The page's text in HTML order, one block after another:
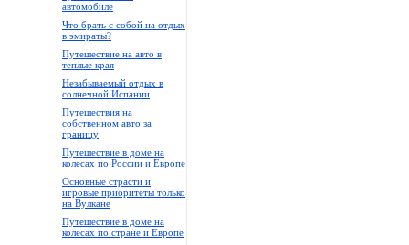
автомобиле
Что брать с собой на отдых
в эмираты?
Путешествие на авто в
теплые края
Незабываемый отдых в
солнечной Испании
Путешествия на
собственном авто за
границу
Путешествие в доме на
колесах по России и Европе
Основные страсти и
игровые приоритеты только
на Вулкане
Путешествие в доме на
колесах по стране и Европе